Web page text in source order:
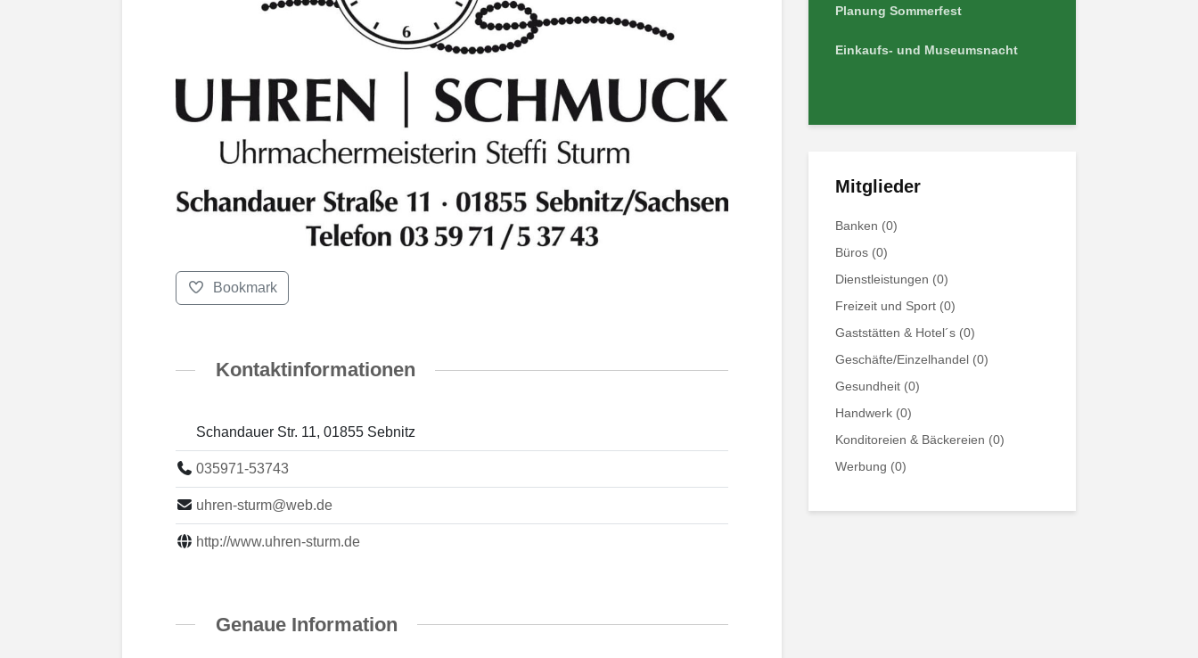
Bookmark
Kontaktinformationen
Schandauer Str. 11, 01855 Sebnitz
035971-53743
uhren-sturm@web.de
http://www.uhren-sturm.de
Genaue Information
Planung Sommerfest
Einkaufs- und Museumsnacht
Mitglieder
Banken (0)
Büros (0)
Dienstleistungen (0)
Freizeit und Sport (0)
Gaststätten & Hotel´s (0)
Geschäfte/Einzelhandel (0)
Gesundheit (0)
Handwerk (0)
Konditoreien & Bäckereien (0)
Werbung (0)